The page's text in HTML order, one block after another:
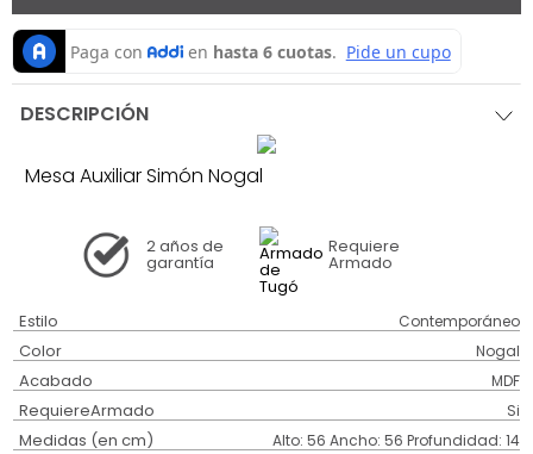
DESCRIPCIÓN
Mesa Auxiliar Simón Nogal
2 años de
garantía
Requiere
Armado
Estilo Contemporáneo
Color Nogal
Acabado MDF
RequiereArmado Si
Medidas (en cm) Alto: 56 Ancho: 56 Profundidad: 14